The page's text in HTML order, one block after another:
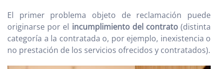
El primer problema objeto de reclamación puede
originarse por el incumplimiento del contrato(distinta
categoría a la contratada o, por ejemplo, inexistencia o
no prestación de los servicios ofrecidos y contratados).